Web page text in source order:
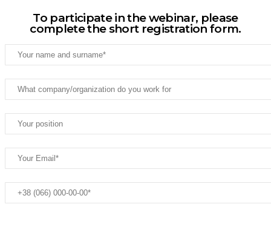
To participate in the webinar, please
complete the short registration form.